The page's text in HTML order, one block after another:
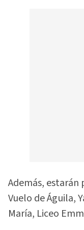
Además, estarán
Vuelo de Águila,
María, Liceo